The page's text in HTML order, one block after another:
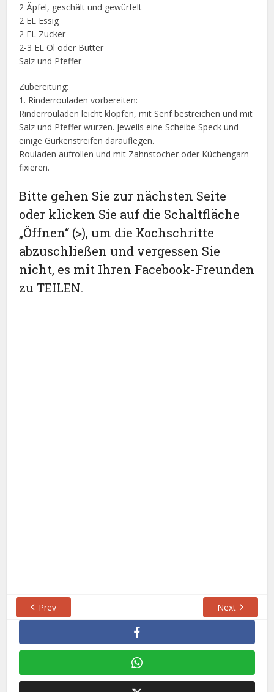
2 Äpfel, geschält und gewürfelt
2 EL Essig
2 EL Zucker
2-3 EL Öl oder Butter
Salz und Pfeffer
Zubereitung:
1. Rinderrouladen vorbereiten:
Rinderrouladen leicht klopfen, mit Senf bestreichen und mit
Salz und Pfeffer würzen. Jeweils eine Scheibe Speck und
einige Gurkenstreifen darauflegen.
Rouladen aufrollen und mit Zahnstocher oder Küchengarn
fixieren.
Bitte gehen Sie zur nächsten Seite
oder klicken Sie auf die Schaltfläche
„Öffnen“ (>), um die Kochschritte
abzuschließen und vergessen Sie
nicht, es mit Ihren Facebook-Freunden
zu TEILEN.
Prev Next